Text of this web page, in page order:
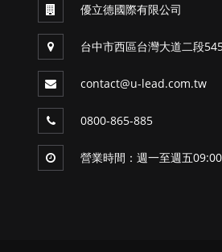
優立德國際有限公司
台中市西區台灣大道二段
contact@u-lead.com.tw
0800-865-885
營業時間：週一至週五